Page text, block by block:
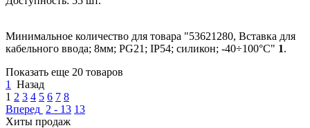
Минимальное количество для товара "53621280, Вставка для
кабельного ввода; 8мм; PG21; IP54; силикон; -40÷100°C" 1.
Показать еще 20 товаров
1
Назад
1 2 3 4 5 6 7 8
Вперед 2 - 13 13
Хиты продаж